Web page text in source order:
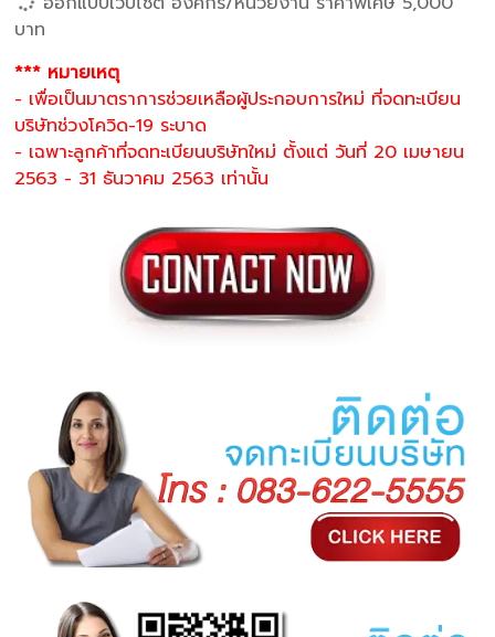
บาท
*** หมายเหตุ
- เพื่อเป็นมาตราการช่วยเหลือผู้ประกอบการใหม่ ที่จดทะเบียน
บริษัทช่วงโควิด-19 ระบาด
- เฉพาะลูกค้าที่จดทะเบียนบริษัทใหม่ ตั้งแต่ วันที่ 20 เมษายน
2563 - 31 ธันวาคม 2563 เท่านั้น